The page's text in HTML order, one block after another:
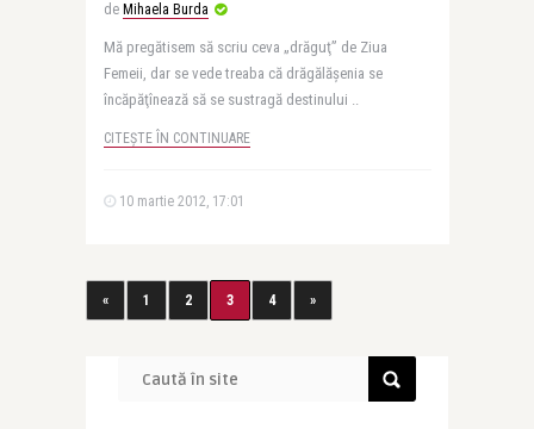
de Mihaela Burda
Mă pregătisem să scriu ceva „drăguţ” de Ziua
Femeii, dar se vede treaba că drăgălăşenia se
încăpăţînează să se sustragă destinului ..
CITEȘTE ÎN CONTINUARE
10 martie 2012, 17:01
« 1 2 3 4 »